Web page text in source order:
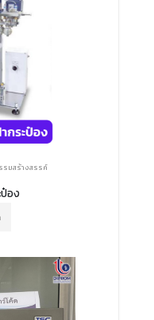
รมสร้างสรรค์
อง